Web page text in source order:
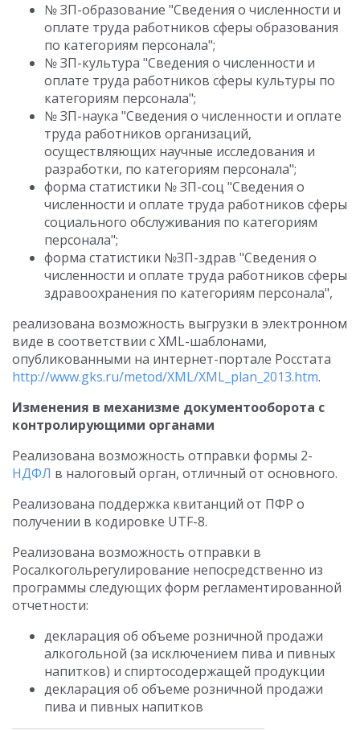
№ ЗП-образование "Сведения о численности и
оплате труда работников сферы образования
по категориям персонала";
№ ЗП-культура "Сведения о численности и
оплате труда работников сферы культуры по
категориям персонала";
№ ЗП-наука "Сведения о численности и оплате
труда работников организаций,
осуществляющих научные исследования и
разработки, по категориям персонала";
форма статистики № ЗП-соц "Сведения о
численности и оплате труда работников сферы
социального обслуживания по категориям
персонала";
форма статистики №ЗП-здрав "Сведения о
численности и оплате труда работников сферы
здравоохранения по категориям персонала",
реализована возможность выгрузки в электронном
виде в соответствии с XML-шаблонами,
опубликованными на интернет-портале Росстата
http://www.gks.ru/metod/XML/XML_plan_2013.htm.
Изменения в механизме документооборота с
контролирующими органами
Реализована возможность отправки формы 2-
НДФЛ в налоговый орган, отличный от основного.
Реализована поддержка квитанций от ПФР о
получении в кодировке UTF-8.
Реализована возможность отправки в
Росалкогольрегулирование непосредственно из
программы следующих форм регламентированной
отчетности:
декларация об объеме розничной продажи
алкогольной (за исключением пива и пивных
напитков) и спиртосодержащей продукции
декларация об объеме розничной продажи
пива и пивных напитков